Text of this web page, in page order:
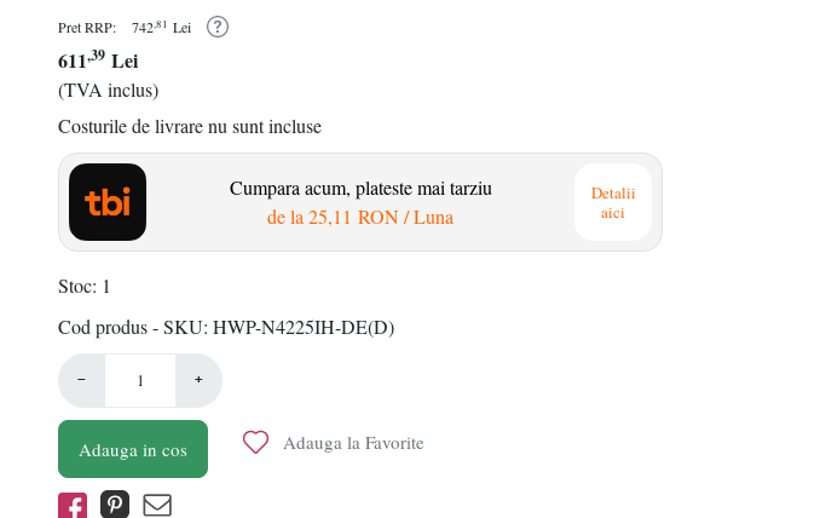
Pret RRP: 742,81 Lei
611,39 Lei
(TVA inclus)
Costurile de livrare nu sunt incluse
Cumpara acum, plateste mai tarziu
de la 25,11 RON/ Luna
Detalii
aici
Stoc 1
Cod produs - SKU HWP-N4225IH-DE(D)
− +
Adauga in cos Adauga la Favorite